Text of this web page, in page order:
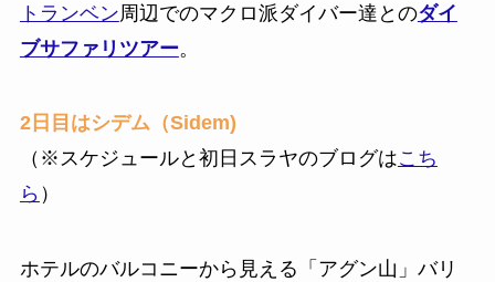
トランベン周辺でのマクロ派ダイバー達とのダイ
ブサファリツアー。
2日目はシデム（Sidem)
（※スケジュールと初日スラヤのブログはこち
ら ）
ホテルのバルコニーから見える「アグン山」バリ